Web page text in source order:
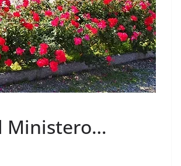
Ministero…
MODA E TECNOLOGIA
I rifiuti elettronici non
vanno in vacanza